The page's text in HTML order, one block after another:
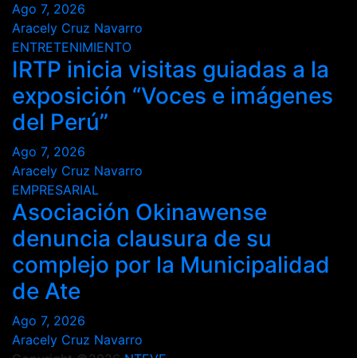
Ago 7, 2026
Aracely Cruz Navarro
ENTRETENIMIENTO
IRTP inicia visitas guiadas a la
exposición “Voces e imágenes
del Perú”
Ago 7, 2026
Aracely Cruz Navarro
EMPRESARIAL
Asociación Okinawense
denuncia clausura de su
complejo por la Municipalidad
de Ate
Ago 7, 2026
Aracely Cruz Navarro